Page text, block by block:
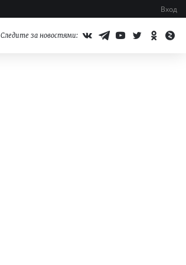
Вход
Следите за новостями: